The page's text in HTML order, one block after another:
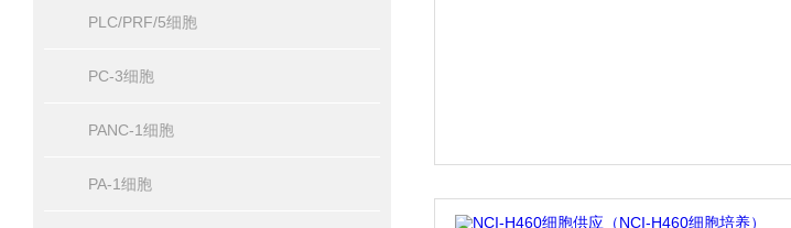
PLC/PRF/5细胞
PC-3细胞
PANC-1细胞
PA-1细胞